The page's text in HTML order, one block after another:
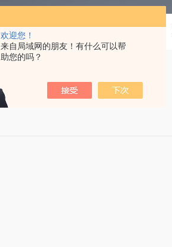
欢迎您！
来自局域网的朋友！有什么可以帮
助您的吗？